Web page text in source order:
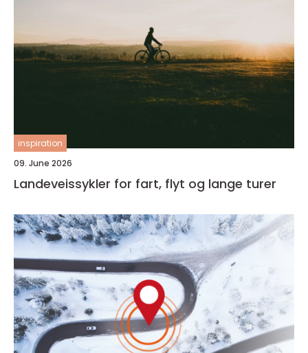
inspiration
09. June 2026
Landeveissykler for fart, flyt og lange turer